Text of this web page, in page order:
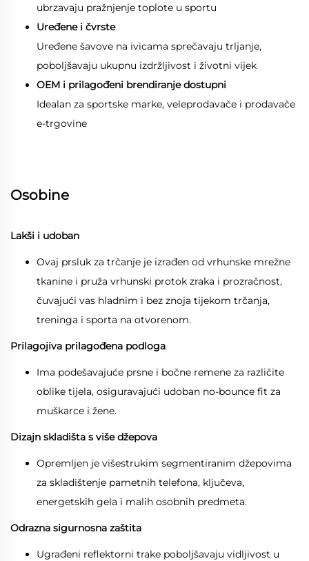
ubrzavaju pražnjenje toplote u sportu
Uređene i čvrste
Uređene šavove na ivicama sprečavaju trljanje,
poboljšavaju ukupnu izdržljivost i životni vijek
OEM i prilagođeni brendiranje dostupni
Idealan za sportske marke, veleprodavače i prodavače
e-trgovine
Osobine
Lakši i udoban
Ovaj prsluk za trčanje je izrađen od vrhunske mrežne
tkanine i pruža vrhunski protok zraka i prozračnost,
čuvajući vas hladnim i bez znoja tijekom trčanja,
treninga i sporta na otvorenom.
Prilagojiva prilagođena podloga
Ima podešavajuće prsne i bočne remene za različite
oblike tijela, osiguravajući udoban no-bounce fit za
muškarce i žene.
Dizajn skladišta s više džepova
Opremljen je višestrukim segmentiranim džepovima
za skladištenje pametnih telefona, ključeva,
energetskih gela i malih osobnih predmeta.
Odrazna sigurnosna zaštita
Ugrađeni reflektorni trake poboljšavaju vidljivost u